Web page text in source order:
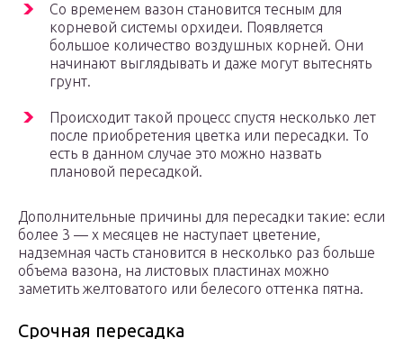
Со временем вазон становится тесным для
корневой системы орхидеи. Появляется
большое количество воздушных корней. Они
начинают выглядывать и даже могут вытеснять
грунт.
Происходит такой процесс спустя несколько лет
после приобретения цветка или пересадки. То
есть в данном случае это можно назвать
плановой пересадкой.
Дополнительные причины для пересадки такие: если
более 3 — х месяцев не наступает цветение,
надземная часть становится в несколько раз больше
объема вазона, на листовых пластинах можно
заметить желтоватого или белесого оттенка пятна.
Срочная пересадка